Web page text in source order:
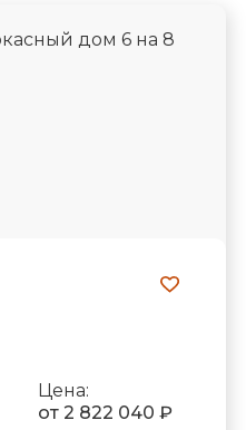
Цена:
от 2 822 040 ₽